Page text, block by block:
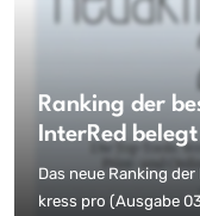
Ranking der
InterRed
Das neue Ranking
kress pro (Ausgabe